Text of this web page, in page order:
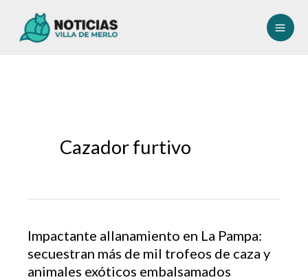
Cazador furtivo
Impactante allanamiento en La Pampa:
secuestran más de mil trofeos de caza y
animales exóticos embalsamados